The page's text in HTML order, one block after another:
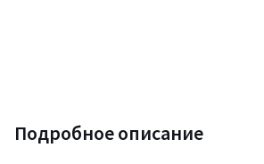
Подробное описание